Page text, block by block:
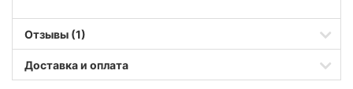
Отзывы (1)
Доставка и оплата